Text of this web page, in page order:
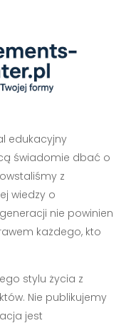
edukacyjny
świadomie dbać o
z
wiedzy o
nie powinien
każdego, kto
stylu życia z
Nie publikujemy
jest